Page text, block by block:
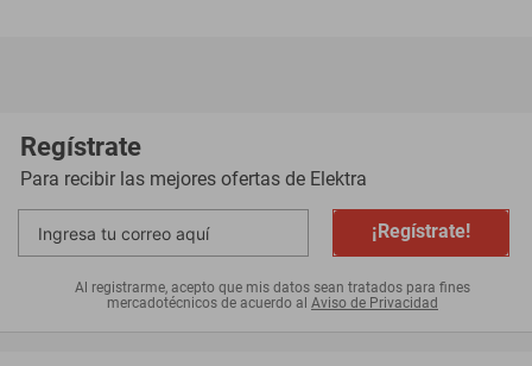
Regístrate
Para recibir las mejores ofertas de Elektra
¡Regístrate!
Al registrarme, acepto que mis datos sean tratados para fines
mercadotécnicos de acuerdo al Aviso de Privacidad